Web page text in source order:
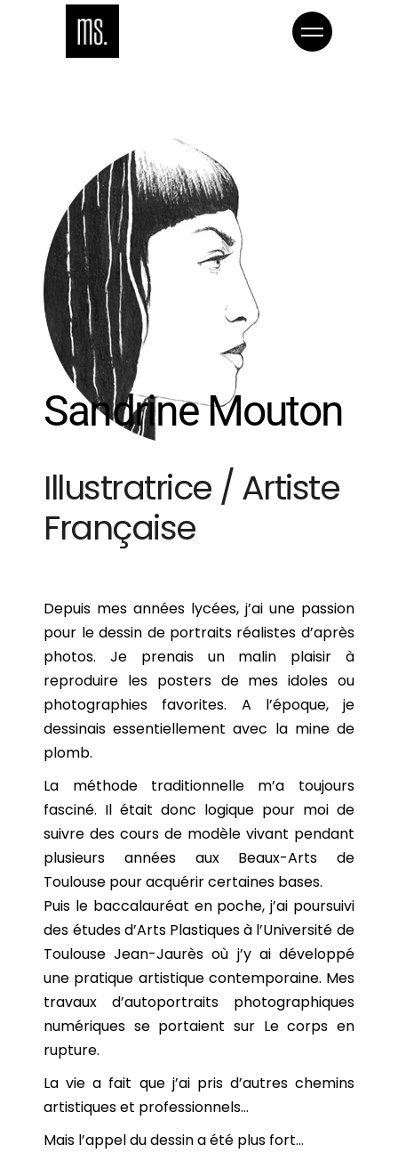
Sandrine Mouton
Illustratrice / Artiste
Française
Depuis mes années lycées, j’ai une passion
pour le dessin de portraits réalistes d’après
photos. Je prenais un malin plaisir à
reproduire les posters de mes idoles ou
photographies favorites. A l’époque, je
dessinais essentiellement avec la mine de
plomb.
La méthode traditionnelle m’a toujours
fasciné. Il était donc logique pour moi de
suivre des cours de modèle vivant pendant
plusieurs années aux Beaux-Arts de
Toulouse pour acquérir certaines bases.
Puis le baccalauréat en poche, j’ai poursuivi
des études d’Arts Plastiques à l’Université de
Toulouse Jean-Jaurès où j’y ai développé
une pratique artistique contemporaine. Mes
travaux d’autoportraits photographiques
numériques se portaient sur Le corps en
rupture.
La vie a fait que j’ai pris d’autres chemins
artistiques et professionnels…
Mais l’appel du dessin a été plus fort…